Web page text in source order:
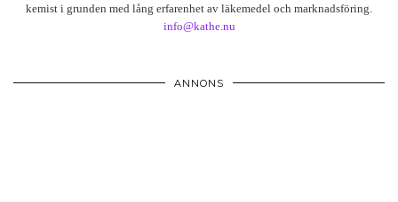
kemist i grunden med lång erfarenhet av läkemedel och marknadsföring.
info@kathe.nu
ANNONS